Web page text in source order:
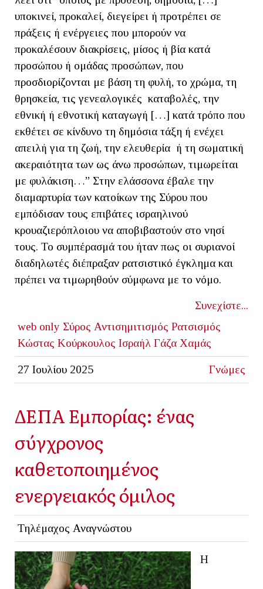
υποκινεί, προκαλεί, διεγείρει ή προτρέπει σε
πράξεις ή ενέργειες που μπορούν να
προκαλέσουν διακρίσεις, μίσος ή βία κατά
προσώπου ή ομάδας προσώπων, που
προσδιορίζονται με βάση τη φυλή, το χρώμα, τη
θρησκεία, τις γενεαλογικές καταβολές, την
εθνική ή εθνοτική καταγωγή […] κατά τρόπο που
εκθέτει σε κίνδυνο τη δημόσια τάξη ή ενέχει
απειλή για τη ζωή, την ελευθερία ή τη σωματική
ακεραιότητα των ως άνω προσώπων, τιμωρείται
με φυλάκιση…” Στην ελάσσονα έβαλε την
διαμαρτυρία των κατοίκων της Σύρου που
εμπόδισαν τους επιβάτες ισραηλινού
κρουαζιερόπλοιου να αποβιβαστούν στο νησί
τους. Το συμπέρασμά του ήταν πως οι συριανοί
διαδηλωτές διέπραξαν ρατσιστικό έγκλημα και
πρέπει να τιμωρηθούν σύμφωνα με το νόμο.
Συνεχίστε...
web only Σύρος Αντισημιτισμός Ρατσισμός
Κώστας Κούρκουλος Ισραήλ Γάζα Χαμάς
27 Ιουλίου 2025 Γνώμες
ΔΕΠΑ Εμπορίας: ένας
σύγχρονος
καθετοποιημένος
ενεργειακός όμιλος
Τηλέμαχος Αναγνώστου
Η